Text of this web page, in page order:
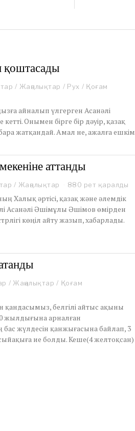
қоштасады
/ Жаңалықтар / Рух / Қоғам
айналып үлгерген Асанәлі
Онымен бірге бір дәуір, қазақ
жатқандай. Амал не, ажалға ешкім
аттанды
/ Жаңалықтар 880 рет қаралды
Халық әртісі, қазақ және әлемдік
Асанәлі Әшімұлы Әшімов өмірден
көңіл айту жазып, хабарлады.
/ Жаңалықтар / Қоғам
қандасымыз, белгілі айтыс ақыны
жылдығына арналған
жүлдесін қанжығасына байлап, 3
ие болды. Кеше(4 желтоқсан)